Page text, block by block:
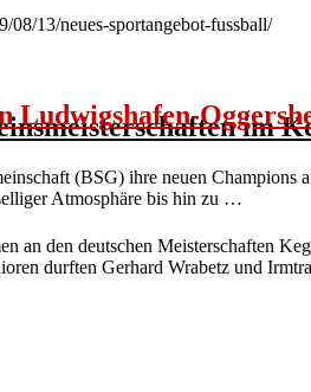
im
(BSG) ihre neuen
Atmosphäre bis hin zu …
08/13/neues-sportangebot-fussball/
Ludwigshafen-
an den deutschen Meisterschaften
durften Gerhard Wrabetz und